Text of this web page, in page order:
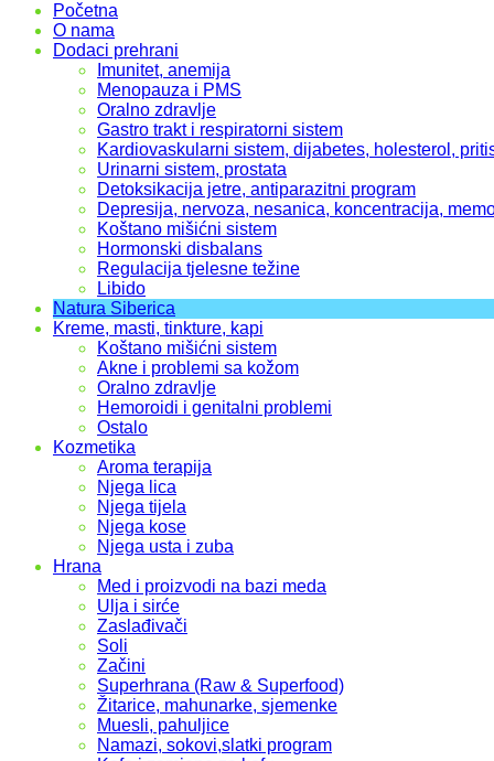
Početna
O nama
Dodaci prehrani
Imunitet, anemija
Menopauza i PMS
Oralno zdravlje
Gastro trakt i respiratorni sistem
Kardiovaskularni sistem, dijabetes, holesterol,
Urinarni sistem, prostata
Detoksikacija jetre, antiparazitni program
Depresija, nervoza, nesanica, koncentracija,
Koštano mišićni sistem
Hormonski disbalans
Regulacija tjelesne težine
Libido
Natura Siberica
Kreme, masti, tinkture, kapi
Koštano mišićni sistem
Akne i problemi sa kožom
Oralno zdravlje
Hemoroidi i genitalni problemi
Ostalo
Kozmetika
Aroma terapija
Njega lica
Njega tijela
Njega kose
Njega usta i zuba
Hrana
Med i proizvodi na bazi meda
Ulja i sirće
Zaslađivači
Soli
Začini
Superhrana (Raw & Superfood)
Žitarice, mahunarke, sjemenke
Muesli, pahuljice
Namazi, sokovi,slatki program